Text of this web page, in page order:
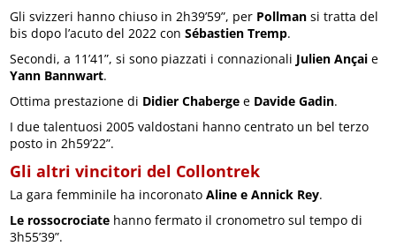
Gli svizzeri hanno chiuso in 2h39’59”, per Pollman si tratta del
bis dopo l’acuto del 2022 conSébastien Tremp.
Secondi, a 11’41”, si sono piazzati i connazionali Julien Ançai e
Yann Bannwart.
Ottima prestazione di Didier Chaberge e Davide Gadin.
I due talentuosi 2005 valdostani hanno centrato un bel terzo
posto in 2h59’22”.
Gli altri vincitori del Collontrek
La gara femminile ha incoronatoAline e Annick Rey.
Le rossocrociate hanno fermato il cronometro sul tempo di
3h55’39”.